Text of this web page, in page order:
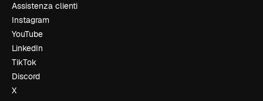
Assistenza clienti
Instagram
YouTube
LinkedIn
TikTok
Discord
X